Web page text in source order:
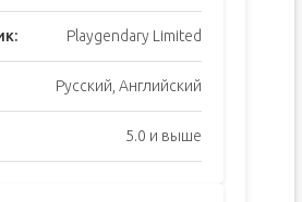
Playgendary Limited
Русский, Английский
5.0 и выше